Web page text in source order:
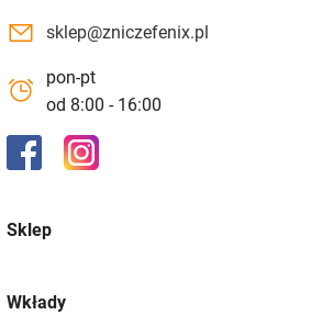
sklep@zniczefenix.pl
pon-pt
od 8:00 - 16:00
Sklep
Wkłady